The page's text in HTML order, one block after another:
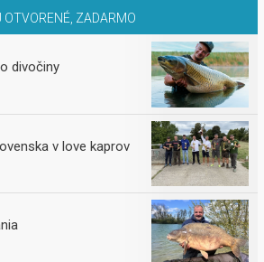
ZADARMO
divočiny
v love kaprov